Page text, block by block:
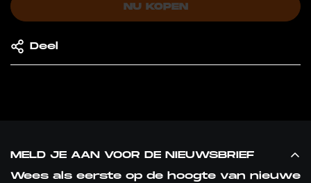
NU KOPEN
Deel
MELD JE AAN VOOR DE NIEUWSBRIEF
Wees als eerste op de hoogte van nieuwe
Are you 18 years old or older?